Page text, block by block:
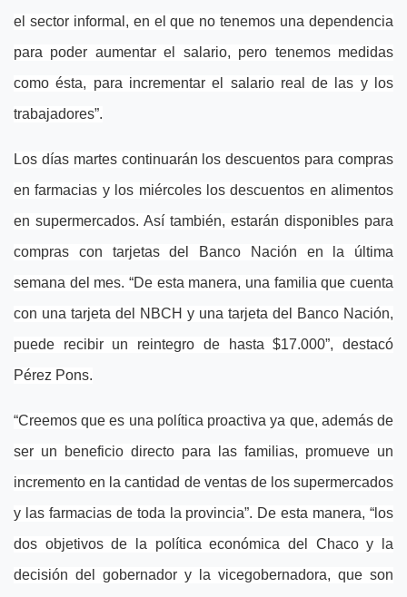
el sector informal, en el que no tenemos una dependencia
para poder aumentar el salario, pero tenemos medidas
como ésta, para incrementar el salario real de las y los
trabajadores”.
Los días martes continuarán los descuentos para compras
en farmacias y los miércoles los descuentos en alimentos
en supermercados. Así también, estarán disponibles para
compras con tarjetas del Banco Nación en la última
semana del mes. “De esta manera, una familia que cuenta
con una tarjeta del NBCH y una tarjeta del Banco Nación,
puede recibir un reintegro de hasta $17.000”, destacó
Pérez Pons.
“Creemos que es una política proactiva ya que, además de
ser un beneficio directo para las familias, promueve un
incremento en la cantidad de ventas de los supermercados
y las farmacias de toda la provincia”. De esta manera, “los
dos objetivos de la política económica del Chaco y la
decisión del gobernador y la vicegobernadora, que son